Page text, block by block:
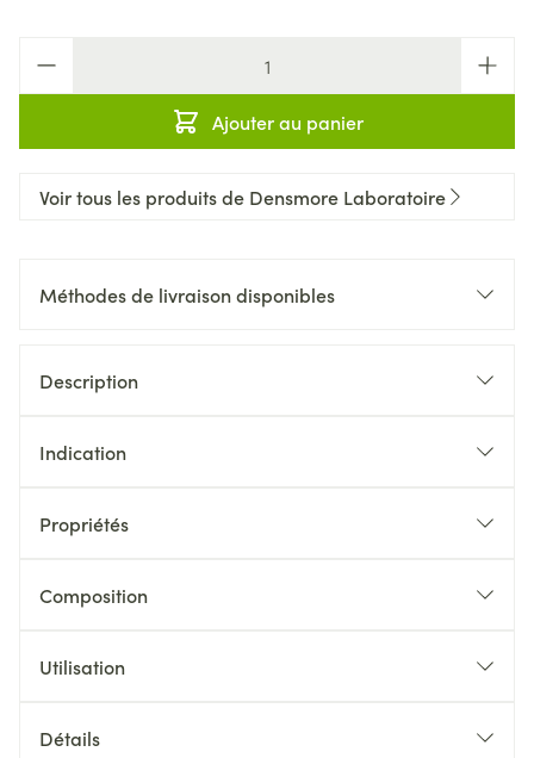
Ajouter au panier
Voir tous les produits de Densmore Laboratoire
Méthodes de livraison disponibles
Description
Indication
Propriétés
Composition
Utilisation
Détails